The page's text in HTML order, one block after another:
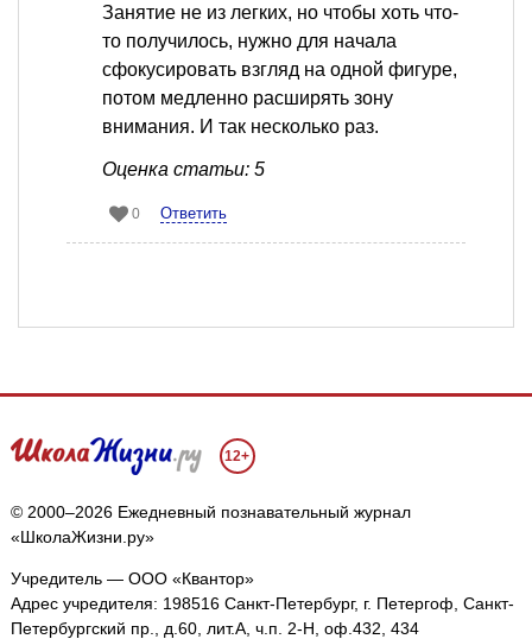
Занятие не из легких, но чтобы хоть что-
то получилось, нужно для начала
сфокусировать взгляд на одной фигуре,
потом медленно расширять зону
внимания. И так несколько раз.
Оценка статьи: 5
0 Ответить
12+
© 2000–2026 Ежедневный познавательный журнал
«ШколаЖизни.ру»
Учредитель — ООО «Квантор»
Адрес учредителя: 198516 Санкт-Петербург, г. Петергоф, Санкт-
Петербургский пр., д.60, лит.А, ч.п. 2-Н, оф.432, 434